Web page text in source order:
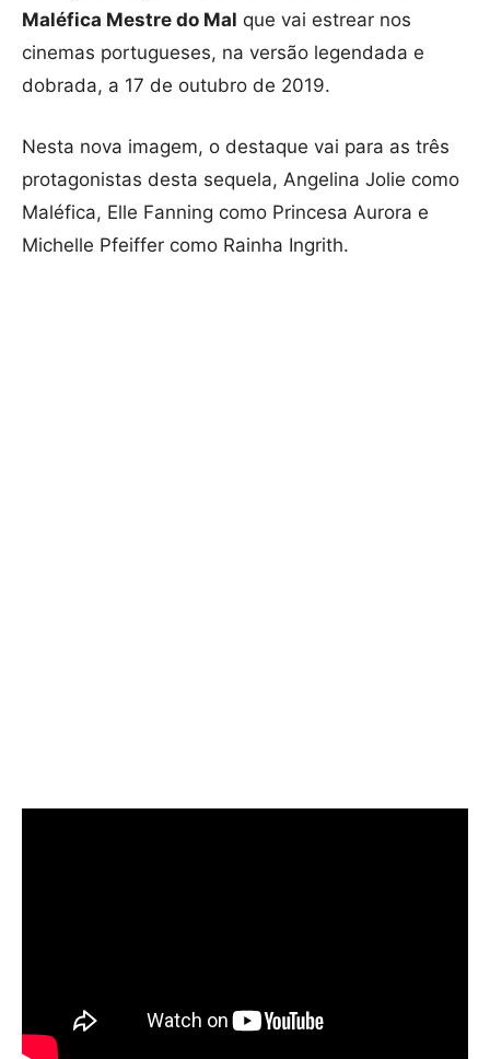
Maléfica Mestre do Mal que vai estrear nos
cinemas portugueses, na versão legendada e
dobrada, a 17 de outubro de 2019.
Nesta nova imagem, o destaque vai para as três
protagonistas desta sequela, Angelina Jolie como
Maléfica, Elle Fanning como Princesa Aurora e
Michelle Pfeiffer como Rainha Ingrith.